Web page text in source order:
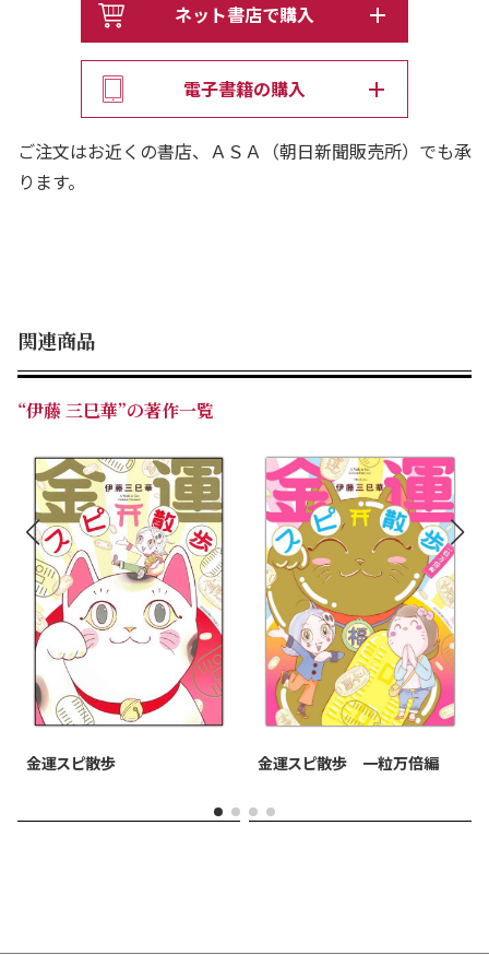
ネット書店で購入
電子書籍の購入
ご注文はお近くの書店、ＡＳＡ（朝日新聞販売所）でも承
ります。
関連商品
“伊藤 三巳華”の著作一覧
金運スピ散歩 金運スピ散歩 一粒万倍編